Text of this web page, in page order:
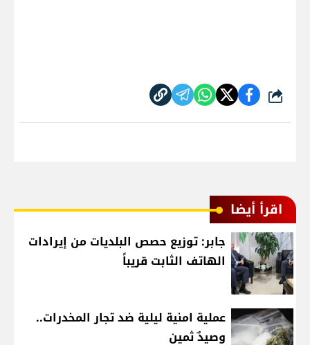
شارك
اقرأ أيضا
جابر: توزيع حصص البلديات من إيرادات
الهاتف الثابت قريباً
عملية امنية ليلية ضد تجار المخدرات..
وصيدٌ ثمين